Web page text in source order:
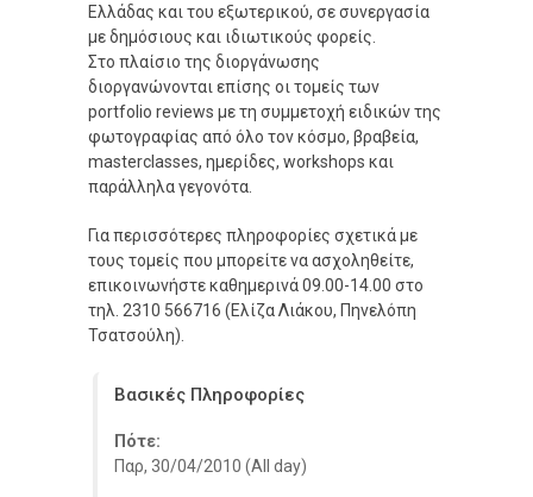
Ελλάδας και του εξωτερικού, σε συνεργασία
με δημόσιους και ιδιωτικούς φορείς.
Στο πλαίσιο της διοργάνωσης
διοργανώνονται επίσης οι τομείς των
portfolio reviews με τη συμμετοχή ειδικών της
φωτογραφίας από όλο τον κόσμο, βραβεία,
masterclasses, ημερίδες, workshops και
παράλληλα γεγονότα.
Για περισσότερες πληροφορίες σχετικά με
τους τομείς που μπορείτε να ασχοληθείτε,
επικοινωνήστε καθημερινά 09.00-14.00 στο
τηλ. 2310 566716 (Ελίζα Λιάκου, Πηνελόπη
Τσατσούλη).
Βασικές Πληροφορίες
Πότε:
Παρ, 30/04/2010 (All day)